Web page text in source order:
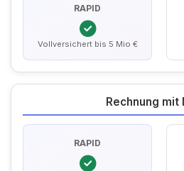
RAPID
Vollversichert bis 5 Mio €
Rechnung mit
RAPID